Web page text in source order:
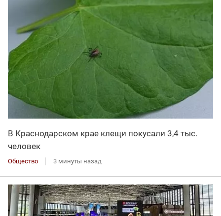
В Краснодарском крае клещи покусали 3,4 тыс.
человек
Общество 3 минуты назад